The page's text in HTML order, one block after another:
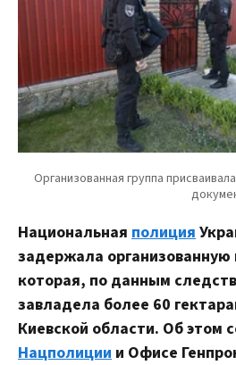
Национальная полиция
задержала организованную
которая, по данным
завладела более 60
Киевской области. Об этом
Нацполиции и Офисе